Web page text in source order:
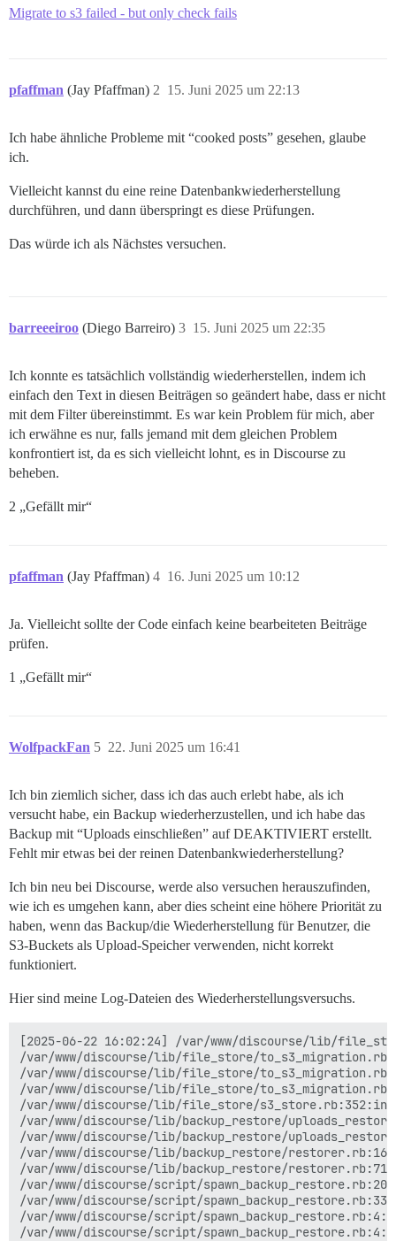
Migrate to s3 failed - but only check fails
pfaffman (Jay Pfaffman) 15. Juni 2025 um 22:13
2
Ich habe ähnliche Probleme mit “cooked posts” gesehen, glaube
ich.
Vielleicht kannst du eine reine Datenbankwiederherstellung
durchführen, und dann überspringt es diese Prüfungen.
Das würde ich als Nächstes versuchen.
barreeeiroo (Diego Barreiro) 15. Juni 2025 um 22:35
3
Ich konnte es tatsächlich vollständig wiederherstellen, indem ich
einfach den Text in diesen Beiträgen so geändert habe, dass er nicht
mit dem Filter übereinstimmt. Es war kein Problem für mich, aber
ich erwähne es nur, falls jemand mit dem gleichen Problem
konfrontiert ist, da es sich vielleicht lohnt, es in Discourse zu
beheben.
2 „Gefällt mir“
pfaffman (Jay Pfaffman) 16. Juni 2025 um 10:12
4
Ja. Vielleicht sollte der Code einfach keine bearbeiteten Beiträge
prüfen.
1 „Gefällt mir“
WolfpackFan 22. Juni 2025 um 16:41
5
Ich bin ziemlich sicher, dass ich das auch erlebt habe, als ich
versucht habe, ein Backup wiederherzustellen, und ich habe das
Backup mit “Uploads einschließen” auf DEAKTIVIERT erstellt.
Fehlt mir etwas bei der reinen Datenbankwiederherstellung?
Ich bin neu bei Discourse, werde also versuchen herauszufinden,
wie ich es umgehen kann, aber dies scheint eine höhere Priorität zu
haben, wenn das Backup/die Wiederherstellung für Benutzer, die
S3-Buckets als Upload-Speicher verwenden, nicht korrekt
funktioniert.
Hier sind meine Log-Dateien des Wiederherstellungsversuchs.
[2025-06-22 16:02:24] /var/www/discourse/lib/
/var/www/discourse/lib/file_store/
/var/www/discourse/lib/file_store/
/var/www/discourse/lib/file_store/
/var/www/discourse/lib/file_store/s3_store.rb:352:in
/var/www/discourse/lib/backup_restore/
/var/www/discourse/lib/backup_restore/
/var/www/discourse/lib/backup_restore/
/var/www/discourse/lib/backup_restore/
/var/www/discourse/script/
/var/www/discourse/script/
/var/www/discourse/script/
/var/www/discourse/script/